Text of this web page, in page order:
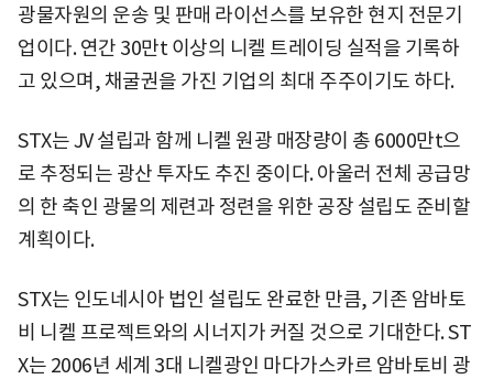
광물자원의 운송 및 판매 라이선스를 보유한 현지 전문기
업이다. 연간 30만t 이상의 니켈 트레이딩 실적을 기록하
고 있으며, 채굴권을 가진 기업의 최대 주주이기도 하다.
STX는 JV 설립과 함께 니켈 원광 매장량이 총 6000만t으
로 추정되는 광산 투자도 추진 중이다. 아울러 전체 공급망
의 한 축인 광물의 제련과 정련을 위한 공장 설립도 준비할
계획이다.
STX는 인도네시아 법인 설립도 완료한 만큼, 기존 암바토
비 니켈 프로젝트와의 시너지가 커질 것으로 기대한다. ST
X는 2006년 세계 3대 니켈광인 마다가스카르 암바토비 광